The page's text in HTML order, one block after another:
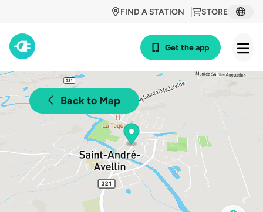
STORE
FIND A STATION
Get the app
Back to Map